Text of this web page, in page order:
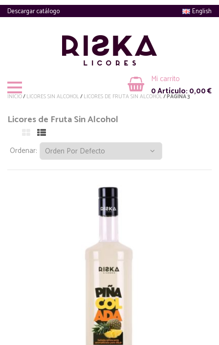
Descargar catálogo English
Mi carrito
0Artículo: 0,00€
INICIO/LICORES SIN ALCOHOL/LICORES DE FRUTA SIN ALCOHOL/ PÁGINA 3
Licores de Fruta Sin Alcohol
Ordenar: